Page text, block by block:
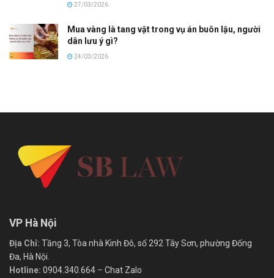
27/03/2026
Mua vàng là tang vật trong vụ án buôn lậu, người
dân lưu ý gì?
24/03/2026
VP Hà Nội
Địa Chỉ: Tầng 3, Tòa nhà Kinh Đô, số 292 Tây Sơn, phường Đống
Đa, Hà Nội.
Hotline: 0904.340.664 – Chat Zalo